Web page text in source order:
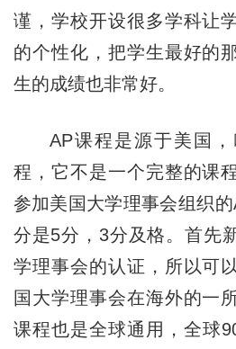
谨，学校开设很多学科让
的个性化，把学生最好的
生的成绩也非常好。
AP课程是源于美国，
程，它不是一个完整的课
参加美国大学理事会组织
分是5分，3分及格。首先
学理事会的认证，所以可
国大学理事会在海外的一
课程也是全球通用，全球